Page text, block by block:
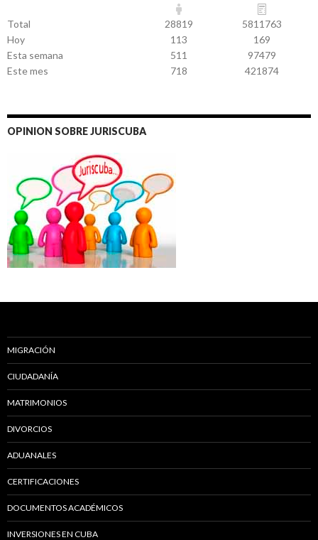
Total 28819
5811763
Hoy
113
169
Esta semana
511
97479
Este mes
718 421874
OPINION SOBRE JURISCUBA
MIGRACIÓN
CIUDADANÍA
MATRIMONIOS
DIVORCIOS
ADUANALES
CERTIFICACIONES
DOCUMENTOS ACADÉMICOS
INVERSIONES EN CUBA